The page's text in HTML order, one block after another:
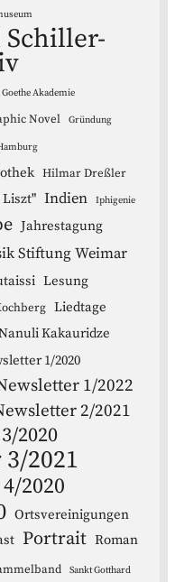
Schiller-
Goethe Akademie
Novel Gründung
Hilmar Dreßler
Indien Iphigenie
Jahrestagung
Stiftung Weimar
Lesung
Liedtage
Kakauridze
1/2020
1/2022
2/2021
2020
2021
2020
Ortsvereinigungen
Portrait Roman
Sankt Gotthard